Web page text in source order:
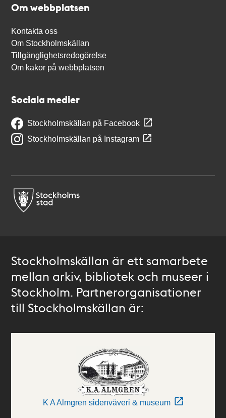
Om webbplatsen
Kontakta oss
Om Stockholmskällan
Tillgänglighetsredogörelse
Om kakor på webbplatsen
Sociala medier
Stockholmskällan på Facebook
Stockholmskällan på Instagram
Stockholmskällan är ett samarbete
mellan arkiv, bibliotek och museer i
Stockholm. Partnerorganisationer
till Stockholmskällan är:
K A Almgren sidenväveri & museum